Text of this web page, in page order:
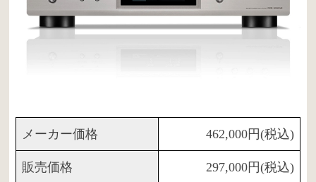
メーカー価格 462,000円(税込)
販売価格 297,000円(税込)